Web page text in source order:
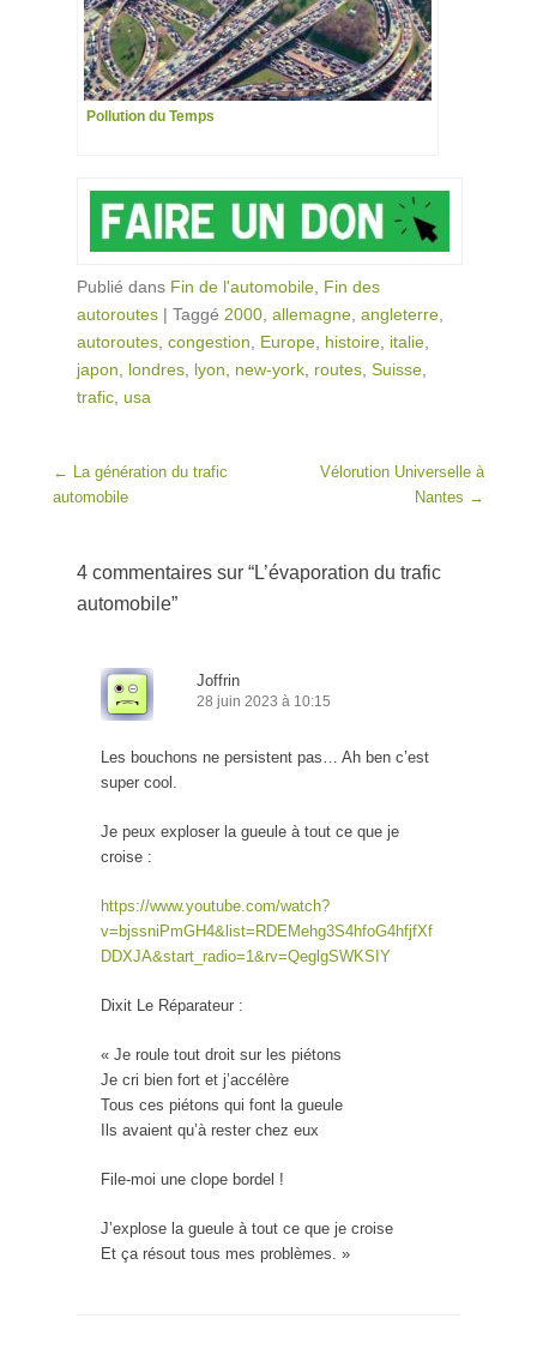
Pollution du Temps
Publié dans Fin de l'automobile Fin des
autoroutes | Taggé 2000 allemagne angleterre
autoroutes congestion Europe histoire italie
japon
londres lyon new-york routes Suisse
trafic usa
Post navigation
← La génération du trafic
automobile
Vélorution Universelle à
Nantes →
4 commentaires sur “L’évaporation du trafic
automobile”
Joffrin
28 juin 2023 à 10:15
Les bouchons ne persistent pas… Ah ben c’est
super cool.
Je peux exploser la gueule à tout ce que je
croise :
https://www.youtube.com/watch?
v=bjssniPmGH4&list=RDEMehg3S4hfoG4hfjfXf
DDXJA&start_radio=1&rv=QeglgSWKSIY
Dixit Le Réparateur :
« Je roule tout droit sur les piétons
Je cri bien fort et j’accélère
Tous ces piétons qui font la gueule
Ils avaient qu’à rester chez eux
File-moi une clope bordel !
J’explose la gueule à tout ce que je croise
Et ça résout tous mes problèmes. »